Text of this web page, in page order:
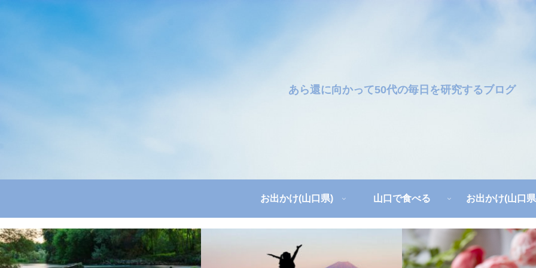
あら還に向かって50代の毎日を研究するブログ
お出かけ(山口県) 山口で食べる お出かけ(山口